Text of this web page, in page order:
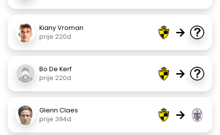
Kiany Vroman
prije 220d
→
Bo De Kerf
prije 220d
→
Glenn Claes
prije 394d
→